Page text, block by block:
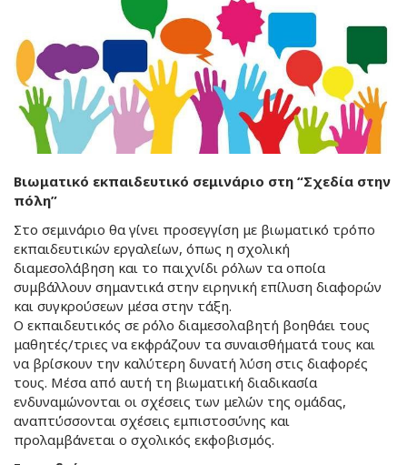
Βιωματικό εκπαιδευτικό σεμινάριο στη “Σχεδία στην
πόλη”
Στο σεμινάριο θα γίνει προσεγγίση με βιωματικό τρόπο
εκπαιδευτικών εργαλείων, όπως η σχολική
διαμεσολάβηση και το παιχνίδι ρόλων τα οποία
συμβάλλουν σημαντικά στην ειρηνική επίλυση διαφορών
και συγκρούσεων μέσα στην τάξη.
Ο εκπαιδευτικός σε ρόλο διαμεσολαβητή βοηθάει τους
μαθητές/τριες να εκφράζουν τα συναισθήματά τους και
να βρίσκουν την καλύτερη δυνατή λύση στις διαφορές
τους. Μέσα από αυτή τη βιωματική διαδικασία
ενδυναμώνονται οι σχέσεις των μελών της ομάδας,
αναπτύσσονται σχέσεις εμπιστοσύνης και
προλαμβάνεται ο σχολικός εκφοβισμός.